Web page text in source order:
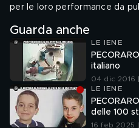
per le loro performance da
che gestiscono
sembrerebbe che dietro
un'agenzia con sede in
Guarda anche
LE IENE
italiano
04 dic 2016 |
LE IENE
delle 100
16 feb 2025 |